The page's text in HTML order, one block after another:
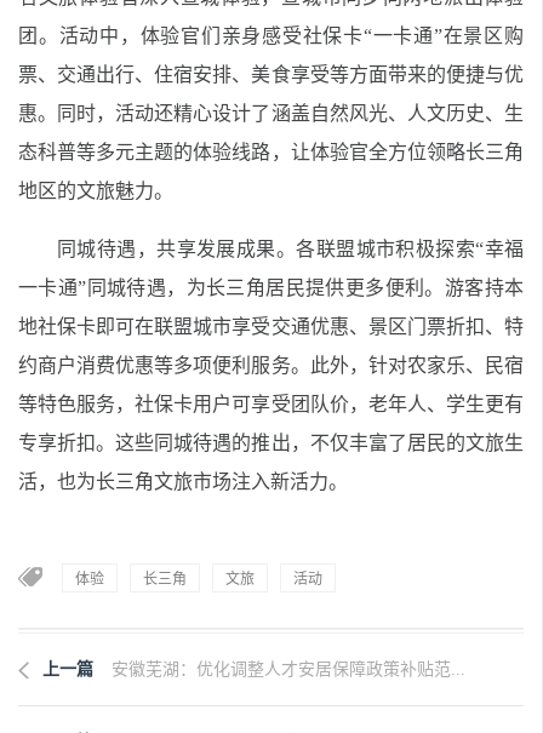
团。活动中，体验官们亲身感受社保卡“一卡通”在景区购
票、交通出行、住宿安排、美食享受等方面带来的便捷与优
惠。同时，活动还精心设计了涵盖自然风光、人文历史、生
态科普等多元主题的体验线路，让体验官全方位领略长三角
地区的文旅魅力。
同城待遇，共享发展成果。各联盟城市积极探索“幸福
一卡通”同城待遇，为长三角居民提供更多便利。游客持本
地社保卡即可在联盟城市享受交通优惠、景区门票折扣、特
约商户消费优惠等多项便利服务。此外，针对农家乐、民宿
等特色服务，社保卡用户可享受团队价，老年人、学生更有
专享折扣。这些同城待遇的推出，不仅丰富了居民的文旅生
活，也为长三角文旅市场注入新活力。
体验 长三角 文旅 活动
上一篇 安徽芜湖：优化调整人才安居保障政策补贴范...